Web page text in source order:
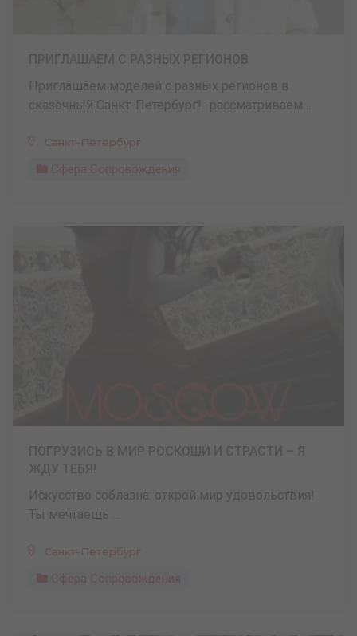
Приглашаем моделей с разных регионов в
сказочный Санкт-Петербург! -рассматриваем ...
Санкт-Петербург
Сфера Сопровождения
Искусство соблазна: открой мир удовольствия!
Ты мечтаешь ...
Санкт-Петербург
Сфера Сопровождения